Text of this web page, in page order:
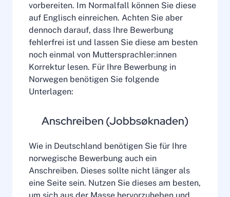
vorbereiten. Im Normalfall können Sie diese
auf Englisch einreichen. Achten Sie aber
dennoch darauf, dass Ihre Bewerbung
fehlerfrei ist und lassen Sie diese am besten
noch einmal von Muttersprachler:innen
Korrektur lesen. Für Ihre Bewerbung in
Norwegen benötigen Sie folgende
Unterlagen:
Anschreiben (Jobbsøknaden)
Wie in Deutschland benötigen Sie für Ihre
norwegische Bewerbung auch ein
Anschreiben. Dieses sollte nicht länger als
eine Seite sein. Nutzen Sie dieses am besten,